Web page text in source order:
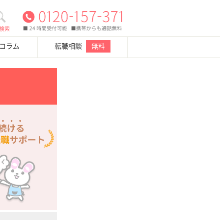
索
ラム 転職相談 無料